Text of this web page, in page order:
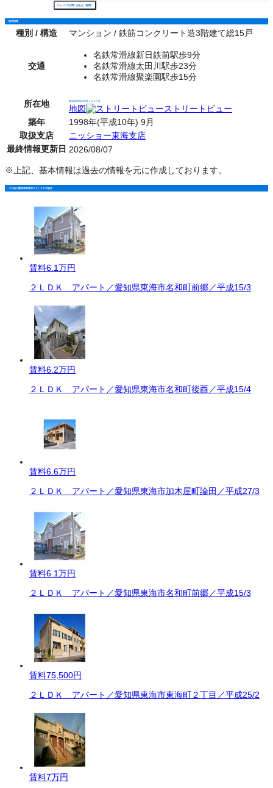
フォームでお問い合わせ（無料）
物件情報
種別 / 構造 マンション / 鉄筋コンクリート造3階建て総15戸
交通
名鉄常滑線新日鉄前駅歩9分
名鉄常滑線太田川駅歩23分
名鉄常滑線聚楽園駅歩15分
所在地 愛知県東海市富貴ノ台２丁目
地図
ストリートビュー
築年
1998年(平成10年) 9月
取扱支店
ニッショー東海支店
最終情報更新日 2026/08/07
※上記、基本情報は過去の情報を元に作成しております。
その他の愛知県東海市の２ＬＤＫの物件
賃料6.1万円
２ＬＤＫ アパート／愛知県東海市名和町前郷／平成15/3
賃料6.2万円
２ＬＤＫ アパート／愛知県東海市名和町後酉／平成15/4
賃料6.6万円
２ＬＤＫ アパート／愛知県東海市加木屋町論田／平成27/3
賃料6.1万円
２ＬＤＫ アパート／愛知県東海市名和町前郷／平成15/3
賃料75,500円
２ＬＤＫ アパート／愛知県東海市東海町２丁目／平成25/2
賃料7万円